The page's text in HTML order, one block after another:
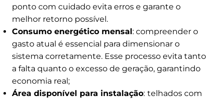
ponto com cuidado evita erros e garante o
melhor retorno possível.
Consumo energético mensal: compreender o
gasto atual é essencial para dimensionar o
sistema corretamente. Esse processo evita tanto
a falta quanto o excesso de geração, garantindo
economia real;
Área disponível para instalação: telhados com